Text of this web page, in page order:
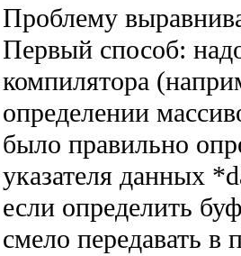
Проблему
Первый способ:
компилятора
определении
было правильно
указателя данных
если определить
смело передавать в